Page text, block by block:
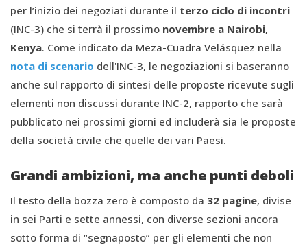
per l’inizio dei negoziati durante il terzo ciclo di incontri
(INC-3) che si terrà il prossimo novembre a Nairobi,
Kenya. Come indicato da Meza-Cuadra Velásquez nella
nota di scenario dell'INC-3, le negoziazioni si baseranno
anche sul rapporto di sintesi delle proposte ricevute sugli
elementi non discussi durante INC-2, rapporto che sarà
pubblicato nei prossimi giorni ed includerà sia le proposte
della società civile che quelle dei vari Paesi.
Grandi ambizioni, ma anche punti deboli
Il testo della bozza zero è composto da 32 pagine, divise
in sei Parti e sette annessi, con diverse sezioni ancora
sotto forma di “segnaposto” per gli elementi che non